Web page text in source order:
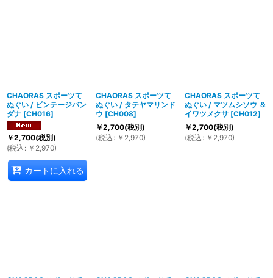
CHAORAS スポーツて
ぬぐい / ビンテージバン
ダナ [CH016]
￥2,700(税別)
(税込 : ￥ 2,970)
カートに入れる
CHAORAS スポーツて
ぬぐい / タテヤマリンド
ウ [CH008]
￥2,700(税別)
(税込 : ￥ 2,970)
CHAORAS スポーツて
ぬぐい / マツムシソウ ＆
イワツメクサ [CH012]
￥2,700(税別)
(税込 : ￥ 2,970)